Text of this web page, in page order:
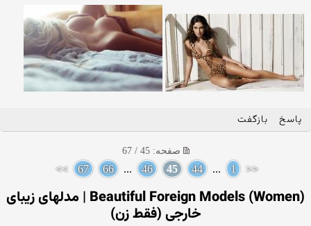
پاسخ بازگفت
صفحه: 45 / 67
<<
1
...
44
45
46
...
66
67
>>
(Beautiful Foreign Models (Women | مدلهای زیبای
خارجی (فقط زن)